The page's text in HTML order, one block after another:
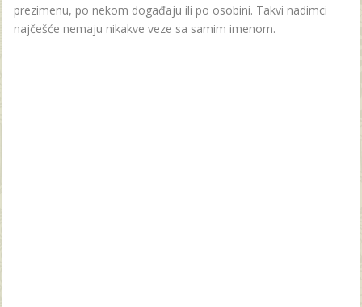
prezimenu, po nekom događaju ili po osobini. Takvi nadimci
najčešće nemaju nikakve veze sa samim imenom.